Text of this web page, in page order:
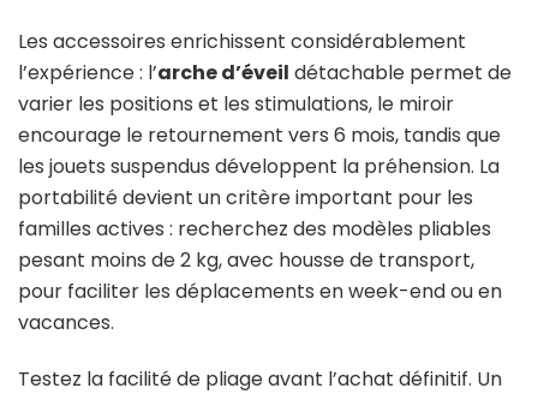
Les accessoires enrichissent considérablement
l’expérience : l’arche d’éveil détachable permet de
varier les positions et les stimulations, le miroir
encourage le retournement vers 6 mois, tandis que
les jouets suspendus développent la préhension. La
portabilité devient un critère important pour les
familles actives : recherchez des modèles pliables
pesant moins de 2 kg, avec housse de transport,
pour faciliter les déplacements en week-end ou en
vacances.
Testez la facilité de pliage avant l’achat définitif. Un